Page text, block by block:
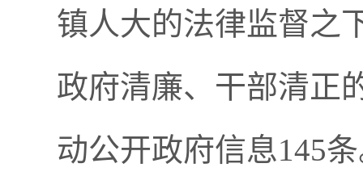
镇人大的法律监督之
政府清廉、干部清正
动公开政府信息145条